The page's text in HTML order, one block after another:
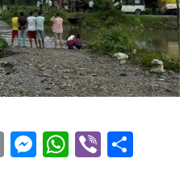
EmailMessenger
WhatsApp
Viber